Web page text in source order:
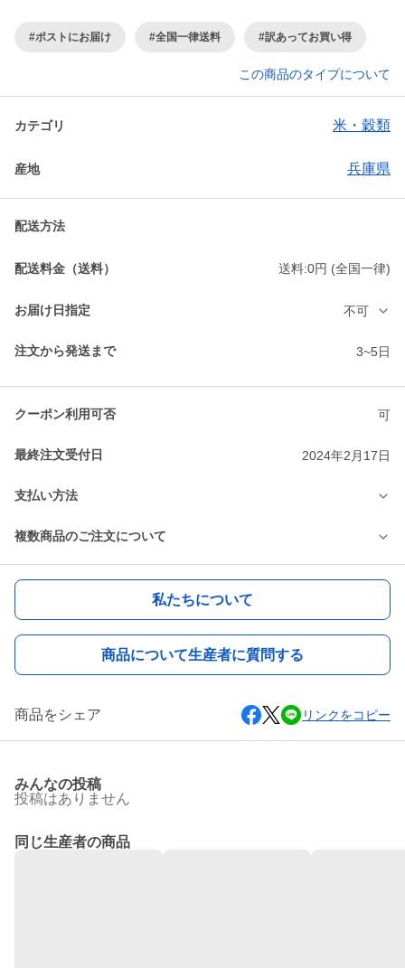
#ポストにお届け #全国一律送料 #訳あってお買い得
この商品のタイプについて
カテゴリ 米・穀類
産地 兵庫県
配送方法
配送料金（送料） 送料:0円 (全国一律)
お届け日指定 不可
注文から発送まで 3~5日
クーポン利用可否 可
最終注文受付日 2024年2月17日
支払い方法
複数商品のご注文について
私たちについて
商品について生産者に質問する
商品をシェア リンクをコピー
みんなの投稿
投稿はありません
同じ生産者の商品